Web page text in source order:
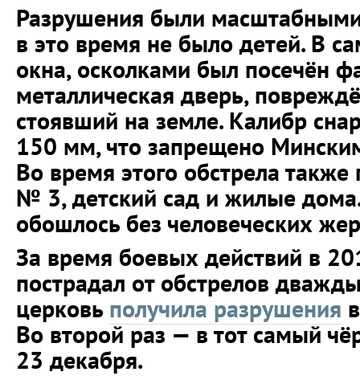
Разрушения были
в это время не было детей. В
окна, осколками был посечён
металлическая дверь,
стоявший на земле. Калибр
150 мм, что запрещено
Во время этого обстрела
№ 3, детский сад и жилые
обошлось без человеческих
За время боевых действий в
пострадал от обстрелов
церковь получила разрушения
Во второй раз — в тот самый
23 декабря.